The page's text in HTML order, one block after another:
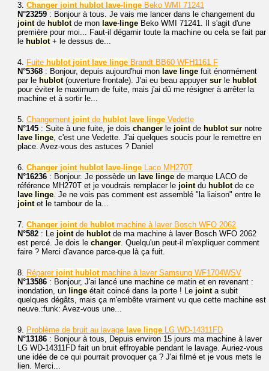
3. Changer joint hublot lave- linge Beko WMI 71241
N°23259 : Bonjour à tous. Je vais me lancer dans le changement du
jointde hublotde mon lave- linge Beko WMI 71241. Il s'agit d'une
première pour moi... Faut-il dégarnir toute la machine ou cela se fait par
le hublot+ le dessus de...
4. Fuite hublot joint lave linge Brandt BB60 WFH1161 F
N°5368 : Bonjour, depuis aujourd'hui mon lave linge fuit énormément
par le hublot(ouverture frontale). J'ai eu beau appuyer sur le hublot
pour éviter le maximum de fuite, mais j'ai dû me résigner à arrêter la
machine et à sortir le...
5. Changement jointde hublot lave linge Vedette
N°145 : Suite à une fuite, je dois changer le jointde hublot sur notre
lave linge, c'est une Vedette. J'ai quelques soucis pour le remettre en
place. Avez-vous des astuces ? Daniel
6. Changer joint hublot lave- linge Laco MH270T
N°16236 : Bonjour. Je possède un lave linge de marque LACO de
référence MH270T et je voudrais remplacer le jointdu hublotde ce
lave linge. Je ne vois pas comment est assemblé "la liaison" entre le
jointet le tambour de la...
7. Changer jointde hublotmachine à laver Bosch WFO 2062
N°582 : Le jointde hublotde ma machine à laver Bosch WFO 2062
est percé. Je dois le changer. Quelqu'un peut-il m'expliquer comment
faire ? Merci d'avance parce-que là ça fuit.
8. Réparer joint hublotmachine à laver Samsung WF1704WSV
N°13586 : Bonjour, J'ai lancé une machine ce matin et en revenant :
inondation, un linge était coincé dans la porte ! Le jointa subit
quelques dégâts, mais ça m'embête vraiment vu que cette machine est
neuve.:funk: Avez-vous une...
9. Problème de bruit au lavage lave linge LG WD-14311FD
N°13186 : Bonjour à tous, Depuis environ 15 jours ma machine à laver
LG WD-14311FD fait un bruit effroyable pendant le lavage. Auriez-vous
une idée de ce qui pourrait provoquer ça ? J'ai filmé et je vous mets le
lien. Merci...